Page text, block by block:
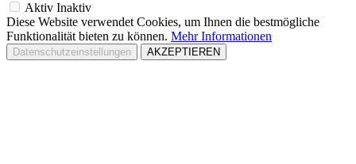
Aktiv Inaktiv
Diese Website verwendet Cookies, um Ihnen die bestmögliche
Funktionalität bieten zu können. Mehr Informationen
Datenschutzeinstellungen AKZEPTIEREN